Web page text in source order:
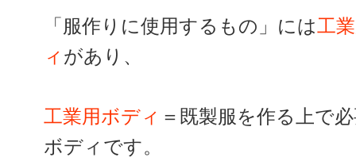
「服作りに使用するもの」には工
ィ があり、
工業用ボディ ＝既製服を作る上で
ボディです。